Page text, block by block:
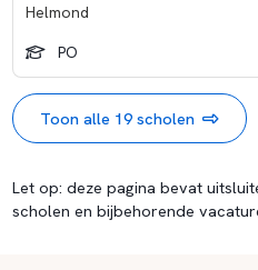
Helmond
PO
Toon alle 19 scholen
Let op: deze pagina bevat
scholen en bijbehorende